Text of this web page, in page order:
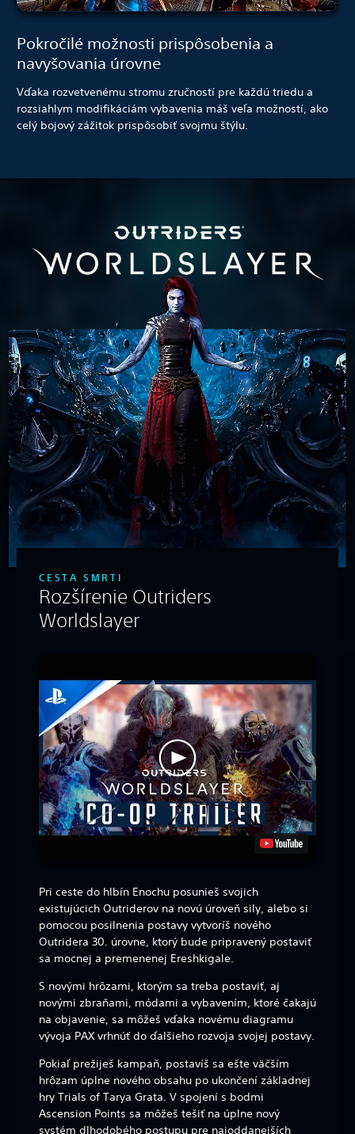
Pokročilé možnosti prispôsobenia a
navyšovania úrovne
Vďaka rozvetvenému stromu zručností pre každú triedu a
rozsiahlym modifikáciám vybavenia máš veľa možností, ako
celý bojový zážitok prispôsobiť svojmu štýlu.
CESTA SMRTI
Rozšírenie Outriders
Worldslayer
Pri ceste do hlbín Enochu posunieš svojich
existujúcich Outriderov na novú úroveň sily, alebo si
pomocou posilnenia postavy vytvoríš nového
Outridera 30. úrovne, ktorý bude pripravený postaviť
sa mocnej a premenenej Ereshkigale.
S novými hrôzami, ktorým sa treba postaviť, aj
novými zbraňami, módami a vybavením, ktoré čakajú
na objavenie, sa môžeš vďaka novému diagramu
vývoja PAX vrhnúť do ďalšieho rozvoja svojej postavy.
Pokiaľ prežiješ kampaň, postavíš sa ešte väčším
hrôzam úplne nového obsahu po ukončení základnej
hry Trials of Tarya Grata. V spojení s bodmi
Ascension Points sa môžeš tešiť na úplne nový
systém dlhodobého postupu pre najoddanejších